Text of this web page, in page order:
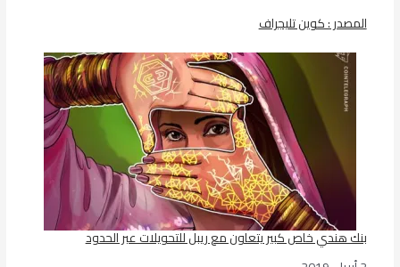
المصدر : كوين تليجراف
بنك هندي خاص كبير يتعاون مع ريبل للتحويلات عبر الحدود